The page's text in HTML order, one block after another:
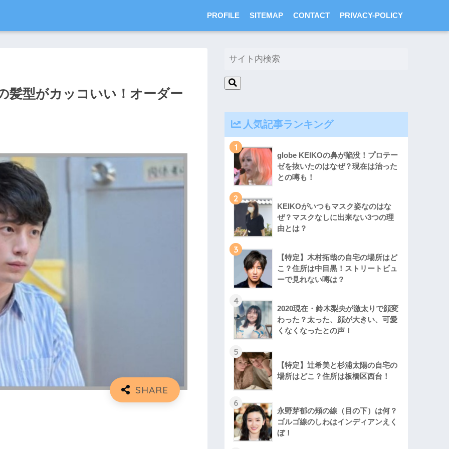
PROFILE SITEMAP CONTACT PRIVACY-POLICY
髪型がカッコいい！オーダー
人気記事ランキング
1
globe KEIKOの鼻が陥没！プロテー
ゼを抜いたのはなぜ？現在は治った
との噂も！
2
KEIKOがいつもマスク姿なのはな
ぜ？マスクなしに出来ない3つの理
由とは？
3
【特定】木村拓哉の自宅の場所はど
こ？住所は中目黒！ストリートビュ
ーで見れない噂は？
4
2020現在・鈴木梨央が激太りで顔変
わった？太った、顔が大きい、可愛
くなくなったとの声！
5
【特定】辻希美と杉浦太陽の自宅の
場所はどこ？住所は板橋区西台！
6
永野芽郁の頬の線（目の下）は何？
ゴルゴ線のしわはインディアンえく
ぼ！